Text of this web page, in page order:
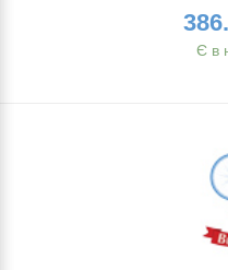
Є в